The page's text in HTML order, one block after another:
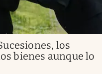
los
bienes aunque lo